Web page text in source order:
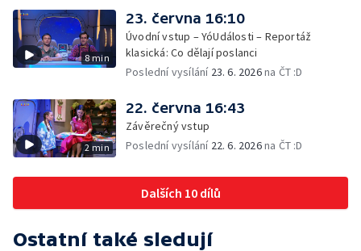
8 min
23. června 16:10
Úvodní vstup – YóUdálosti – Reportáž
klasická: Co dělají poslanci
Poslední vysílání 23. 6. 2026na ČT :D
2 min
22. června 16:43
Závěrečný vstup
Poslední vysílání 22. 6. 2026na ČT :D
Dalších 10 dílů
Ostatní také sledují